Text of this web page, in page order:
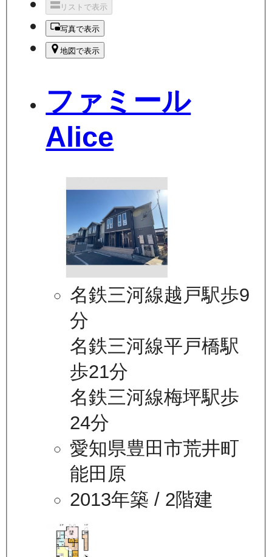
リストで表示
写真で表示
地図で表示
ファミール
Alice
名鉄三河線越戸駅歩9
分
名鉄三河線平戸橋駅
歩21分
名鉄三河線梅坪駅歩
24分
愛知県豊田市荒井町
能田原
2013年築 / 2階建